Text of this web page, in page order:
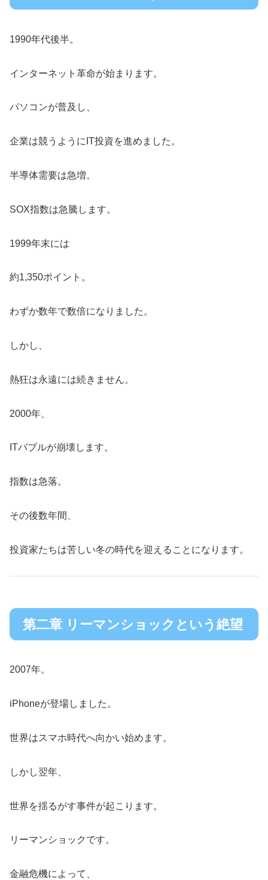
1990年代後半。
インターネット革命が始まります。
パソコンが普及し、
企業は競うようにIT投資を進めました。
半導体需要は急増。
SOX指数は急騰します。
1999年末には
約1,350ポイント。
わずか数年で数倍になりました。
しかし、
熱狂は永遠には続きません。
2000年、
ITバブルが崩壊します。
指数は急落。
その後数年間、
投資家たちは苦しい冬の時代を迎えることになります。
第二章 リーマンショックという絶望
2007年。
iPhoneが登場しました。
世界はスマホ時代へ向かい始めます。
しかし翌年、
世界を揺るがす事件が起こります。
リーマンショックです。
金融危機によって、